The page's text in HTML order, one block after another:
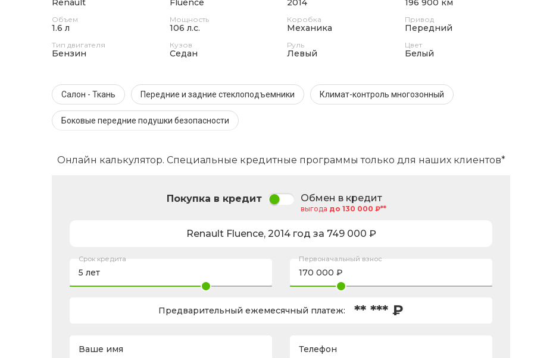
Renault Fluence 2014 196 900 км
Объем
1.6 л
Мощность
106 л.с.
Коробка
Механика
Привод
Передний
Тип двигателя
Бензин
Кузов
Седан
Руль
Левый
Цвет
Белый
Салон - Ткань Передние и задние стеклоподъемники Климат-контроль многозонный
Боковые передние подушки безопасности
Онлайн калькулятор. Специальные кредитные программы только для наших клиентов*
Покупка в кредит Обмен в кредит
выгода до 130 000 ₽**
Renault Fluence, 2014год за 749 000 ₽
Срок кредита Первоначальный взнос
Предварительный ежемесячный платеж: ** *** ₽
Ваше имя Телефон